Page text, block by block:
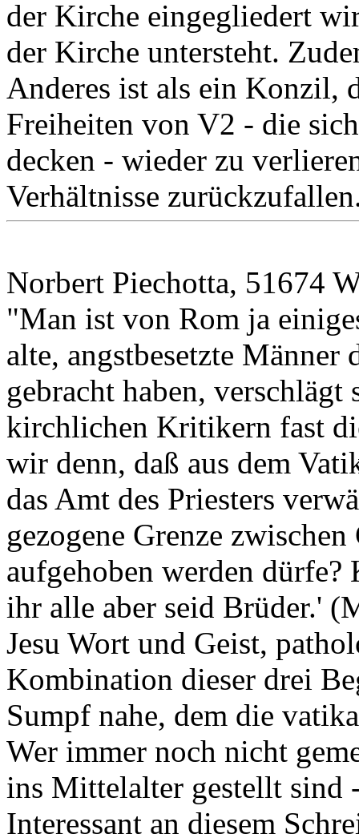
der Kirche eingegliedert
der Kirche untersteht.
Anderes ist als ein Konzil,
Freiheiten von V2 - die
decken - wieder zu
Verhältnisse
Norbert Piechotta, 51674
"Man ist von Rom ja
alte, angstbesetzte
gebracht haben,
kirchlichen Kritikern fast
wir denn, daß aus dem
das Amt des Priesters
gezogene Grenze
aufgehoben werden
ihr alle aber seid Brüder.'
Jesu Wort und Geist,
Kombination dieser drei
Sumpf nahe, dem die
Wer immer noch nicht
ins Mittelalter gestellt sind
Interessant an diesem